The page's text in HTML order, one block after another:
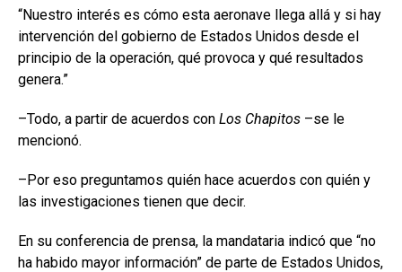
“Nuestro interés es cómo esta aeronave llega allá y si hay
intervención del gobierno de Estados Unidos desde el
principio de la operación, qué provoca y qué resultados
genera.”
–Todo, a partir de acuerdos con Los Chapitos –se le
mencionó.
–Por eso preguntamos quién hace acuerdos con quién y
las investigaciones tienen que decir.
En su conferencia de prensa, la mandataria indicó que “no
ha habido mayor información” de parte de Estados Unidos,